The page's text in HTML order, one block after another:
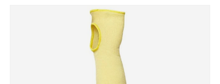
Salt la informațiile produsului